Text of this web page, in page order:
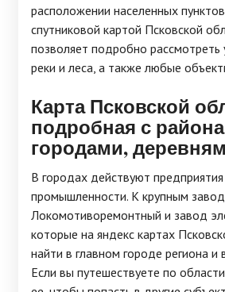
расположении населенных
спутниковой картой Псковской
позволяет подробно
реки и леса, а также любые
Карта Псковской
подробная с
городами,
В городах действуют
промышленности. К крупным
Локомотиворемонтный и завод
которые на яндекс картах
найти в главном городе региона и
Если вы путешествуете по